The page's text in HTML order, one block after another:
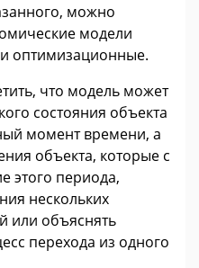
можно
модели
оптимизационные.
что модель может
состояния объекта
момент времени, а
объекта, которые с
этого периода,
нескольких
или объяснять
перехода из одного